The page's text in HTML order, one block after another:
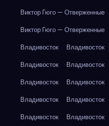
Виктор Гюго — Отверженные
Виктор Гюго — Отверженные
Владивосток
Владивосток
Владивосток
Владивосток
Владивосток
Владивосток
Владивосток
Владивосток
Владивосток
Владивосток